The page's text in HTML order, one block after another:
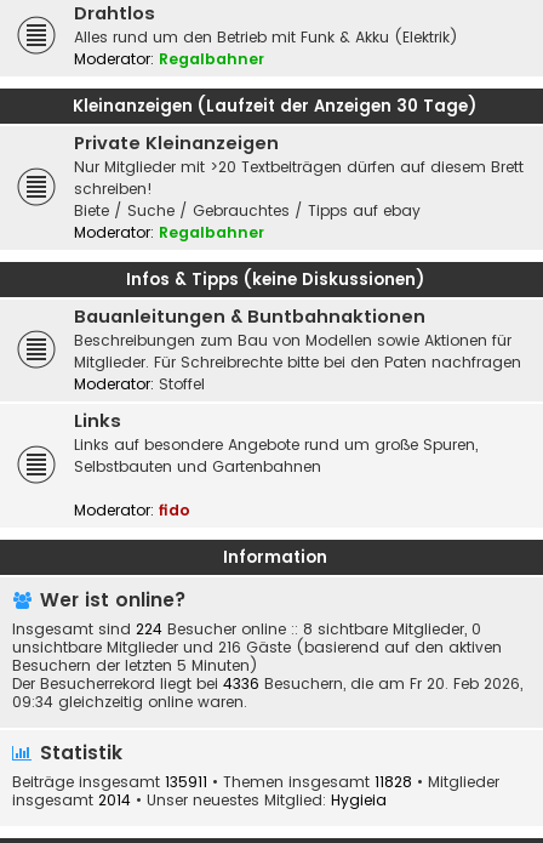
Drahtlos
Alles rund um den Betrieb mit Funk & Akku (Elektrik)
Moderator: Regalbahner
Kleinanzeigen (Laufzeit der Anzeigen 30 Tage)
Private Kleinanzeigen
Nur Mitglieder mit >20 Textbeiträgen dürfen auf diesem Brett
schreiben!
Biete / Suche / Gebrauchtes / Tipps auf ebay
Moderator: Regalbahner
Infos & Tipps (keine Diskussionen)
Bauanleitungen & Buntbahnaktionen
Beschreibungen zum Bau von Modellen sowie Aktionen für
Mitglieder. Für Schreibrechte bitte bei den Paten nachfragen
Moderator: Stoffel
Links
Links auf besondere Angebote rund um große Spuren,
Selbstbauten und Gartenbahnen
Moderator: fido
Information
Wer ist online?
Insgesamt sind 224 Besucher online :: 8 sichtbare Mitglieder, 0
unsichtbare Mitglieder und 216 Gäste (basierend auf den aktiven
Besuchern der letzten 5 Minuten)
Der Besucherrekord liegt bei 4336 Besuchern, die am Fr 20. Feb 2026,
09:34 gleichzeitig online waren.
Statistik
Beiträge insgesamt 135911 • Themen insgesamt 11828 • Mitglieder
insgesamt 2014 • Unser neuestes Mitglied: Hygieia